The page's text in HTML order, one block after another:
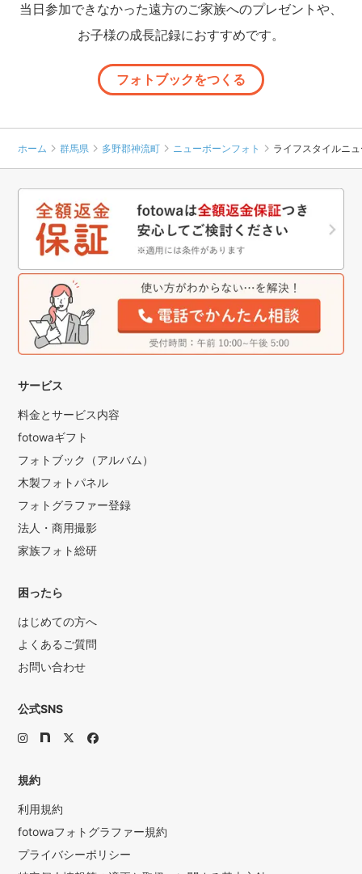
当日参加できなかった遠方のご家族へのプレゼントや、
お子様の成長記録におすすめです。
フォトブックをつくる
ホーム 群馬県 多野郡神流町 ニューボーンフォト ライフスタイルニ
サービス
料金とサービス内容
fotowaギフト
フォトブック（アルバム）
木製フォトパネル
フォトグラファー登録
法人・商用撮影
家族フォト総研
困ったら
はじめての方へ
よくあるご質問
お問い合わせ
公式SNS
規約
利用規約
fotowaフォトグラファー規約
プライバシーポリシー